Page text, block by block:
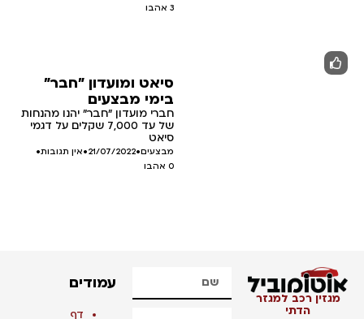
3 אהבו
סיאט ומועדון "חבר"
בימי מבצעים
חברי מועדון "חבר" יהנו מהנחות
של עד 7,000 שקלים על דגמי
סיאט
מבצעים•
21/07/2022
•אין תגובות•
0 אהבו
מגזין רכב למגזר
הדתי
עמודים
דף